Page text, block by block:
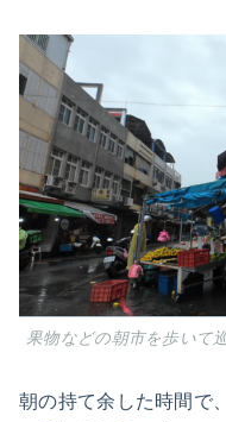
果物などの朝市を歩いて
朝の持て余した時間で